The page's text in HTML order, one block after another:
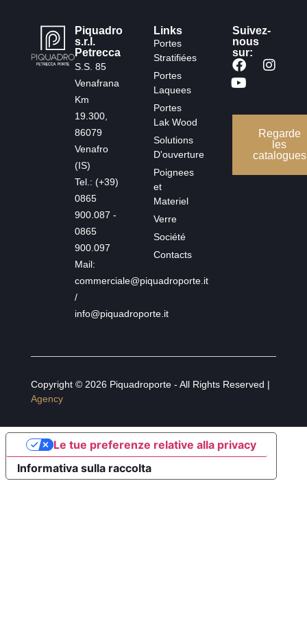
Piquadro
s.r.l.
Petrecca
S.S. 85
Venafrana
Km
19.300,
86079
Venafro
(IS)
Tel.: (+39)
0865
900.087 -
0865
900.097
Mail:
commerciale@piquadroporte.it
/
info@piquadroporte.it
Links
Portes
Stratifiées
Portes
Laquees
Portes
Lak Wood
Solutions
D'ouverture
Poignees
et
Materiel
Verre
Société
Contacts
Suivez-
nous
sur:
Regarde
les
catalogues
Copyright © 2026 Piquadroporte - All Rights Reserved |
Agency
Informativa sulla raccolta
Le tue preferenze relative alla privacy